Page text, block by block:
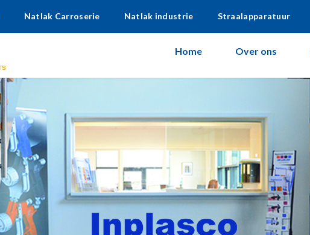
Natlak Carroserie Natlak industrie Straalapparatuur
Home Over ons